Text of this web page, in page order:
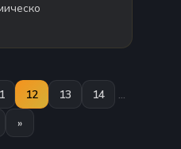
12 13 14
…
»